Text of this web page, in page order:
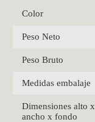
Color
Peso Neto
Peso Bruto
Medidas embalaje
Dimensiones alto x
ancho x fondo